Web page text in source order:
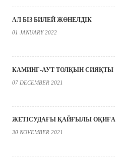
АЛ БІЗ БИЛЕЙ ЖӨНЕЛДІК
01 JANUARY 2022
КАМИНГ-АУТ ТОЛҚЫН СИЯҚТЫ
07 DECEMBER 2021
ЖЕТІСУДАҒЫ ҚАЙҒЫЛЫ ОҚИҒА
30 NOVEMBER 2021